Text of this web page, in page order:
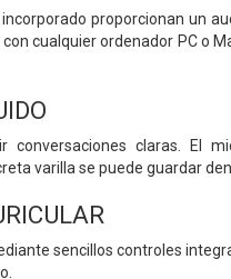
proporcionan un
cualquier ordenador PC o
claras. El
varilla se puede guardar
sencillos controles